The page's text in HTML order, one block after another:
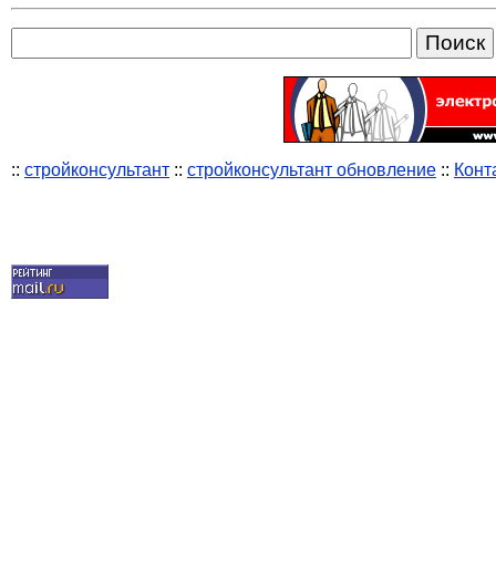
:: стройконсультант :: стройконсультант обновление ::